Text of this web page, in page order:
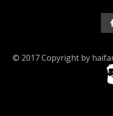
© 2017 Copyright by